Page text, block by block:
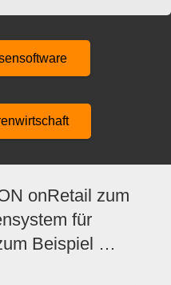
onRetail zum
für
Beispiel …